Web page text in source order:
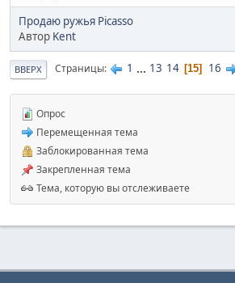
Продаю ружья Picasso
Автор Kent
ВВЕРХ Страницы 1 ... 13 14 15 16
Опрос
Перемещенная тема
Заблокированная тема
Закрепленная тема
Тема, которую вы отслеживаете